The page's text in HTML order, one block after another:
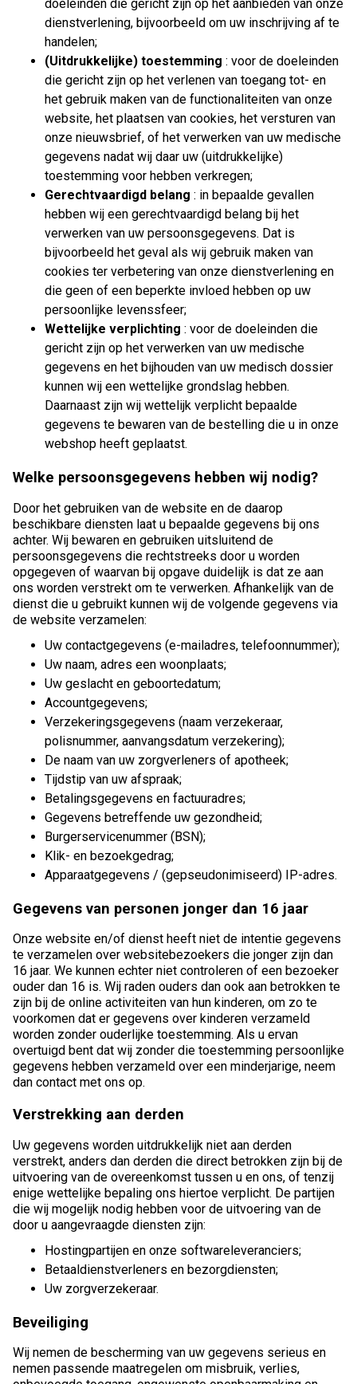
doeleinden die gericht zijn op het aanbieden van onze
dienstverlening, bijvoorbeeld om uw inschrijving af te
handelen;
(Uitdrukkelijke) toestemming : voor de doeleinden
die gericht zijn op het verlenen van toegang tot- en
het gebruik maken van de functionaliteiten van onze
website, het plaatsen van cookies, het versturen van
onze nieuwsbrief, of het verwerken van uw medische
gegevens nadat wij daar uw (uitdrukkelijke)
toestemming voor hebben verkregen;
Gerechtvaardigd belang : in bepaalde gevallen
hebben wij een gerechtvaardigd belang bij het
verwerken van uw persoonsgegevens. Dat is
bijvoorbeeld het geval als wij gebruik maken van
cookies ter verbetering van onze dienstverlening en
die geen of een beperkte invloed hebben op uw
persoonlijke levenssfeer;
Wettelijke verplichting : voor de doeleinden die
gericht zijn op het verwerken van uw medische
gegevens en het bijhouden van uw medisch dossier
kunnen wij een wettelijke grondslag hebben.
Daarnaast zijn wij wettelijk verplicht bepaalde
gegevens te bewaren van de bestelling die u in onze
webshop heeft geplaatst.
Welke persoonsgegevens hebben wij nodig?
Door het gebruiken van de website en de daarop
beschikbare diensten laat u bepaalde gegevens bij ons
achter. Wij bewaren en gebruiken uitsluitend de
persoonsgegevens die rechtstreeks door u worden
opgegeven of waarvan bij opgave duidelijk is dat ze aan
ons worden verstrekt om te verwerken. Afhankelijk van de
dienst die u gebruikt kunnen wij de volgende gegevens via
de website verzamelen:
Uw contactgegevens (e-mailadres, telefoonnummer);
Uw naam, adres een woonplaats;
Uw geslacht en geboortedatum;
Accountgegevens;
Verzekeringsgegevens (naam verzekeraar,
polisnummer, aanvangsdatum verzekering);
De naam van uw zorgverleners of apotheek;
Tijdstip van uw afspraak;
Betalingsgegevens en factuuradres;
Gegevens betreffende uw gezondheid;
Burgerservicenummer (BSN);
Klik- en bezoekgedrag;
Apparaatgegevens / (gepseudonimiseerd) IP-adres.
Gegevens van personen jonger dan 16 jaar
Onze website en/of dienst heeft niet de intentie gegevens
te verzamelen over websitebezoekers die jonger zijn dan
16 jaar. We kunnen echter niet controleren of een bezoeker
ouder dan 16 is. Wij raden ouders dan ook aan betrokken te
zijn bij de online activiteiten van hun kinderen, om zo te
voorkomen dat er gegevens over kinderen verzameld
worden zonder ouderlijke toestemming. Als u ervan
overtuigd bent dat wij zonder die toestemming persoonlijke
gegevens hebben verzameld over een minderjarige, neem
dan contact met ons op.
Verstrekking aan derden
Uw gegevens worden uitdrukkelijk niet aan derden
verstrekt, anders dan derden die direct betrokken zijn bij de
uitvoering van de overeenkomst tussen u en ons, of tenzij
enige wettelijke bepaling ons hiertoe verplicht. De partijen
die wij mogelijk nodig hebben voor de uitvoering van de
door u aangevraagde diensten zijn:
Hostingpartijen en onze softwareleveranciers;
Betaaldienstverleners en bezorgdiensten;
Uw zorgverzekeraar.
Beveiliging
Wij nemen de bescherming van uw gegevens serieus en
nemen passende maatregelen om misbruik, verlies,